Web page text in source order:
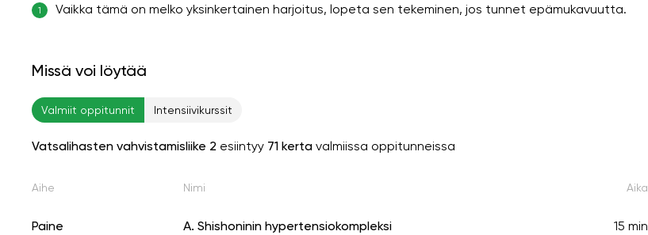
1 Vaikka tämä on melko yksinkertainen harjoitus, lopeta sen tekeminen, jos tunnet epämukavuutta.
Missä voi löytää
Valmiit oppitunnit Intensiivikurssit
Vatsalihasten vahvistamisliike 2 esiintyy 71 kerta valmiissa oppitunneissa
Aihe Nimi Aika
Paine A. Shishoninin hypertensiokompleksi 15 min